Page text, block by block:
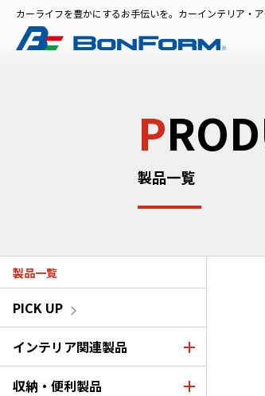
カーライフを豊かにするお手伝いを。カーインテリア・
P
製品一覧
製品一覧
PICK UP
インテリア関連製品
収納・便利製品